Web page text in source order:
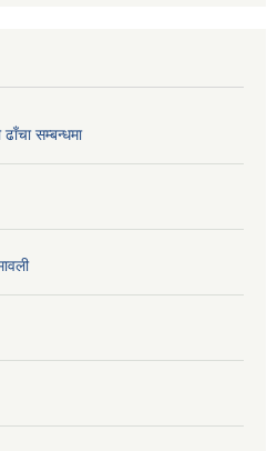
सम्बन्धमा